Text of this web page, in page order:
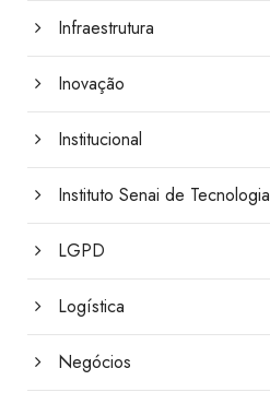
Infraestrutura
Inovação
Institucional
Instituto Senai de Tecnologia
LGPD
Logística
Negócios